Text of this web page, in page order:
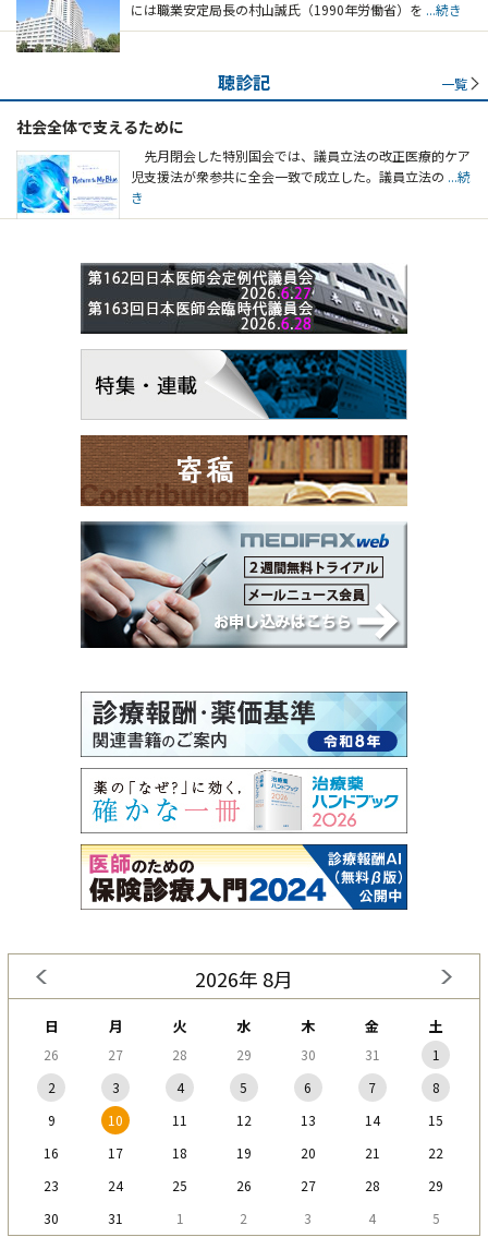
には職業安定局長の村山誠氏（1990年労働省）を ...続き
聴診記 一覧
社会全体で支えるために
先月閉会した特別国会では、議員立法の改正医療的ケア
児支援法が衆参共に全会一致で成立した。議員立法の ...続
き
2026年 8月
日 月 火 水 木 金 土
26 27 28 29 30 31
1
2
3 4 5 6 7
8
9
10 11 12 13 14
15
16
17 18 19 20 21
22
23
24 25 26 27 28
29
30
31 1 2 3 4 5